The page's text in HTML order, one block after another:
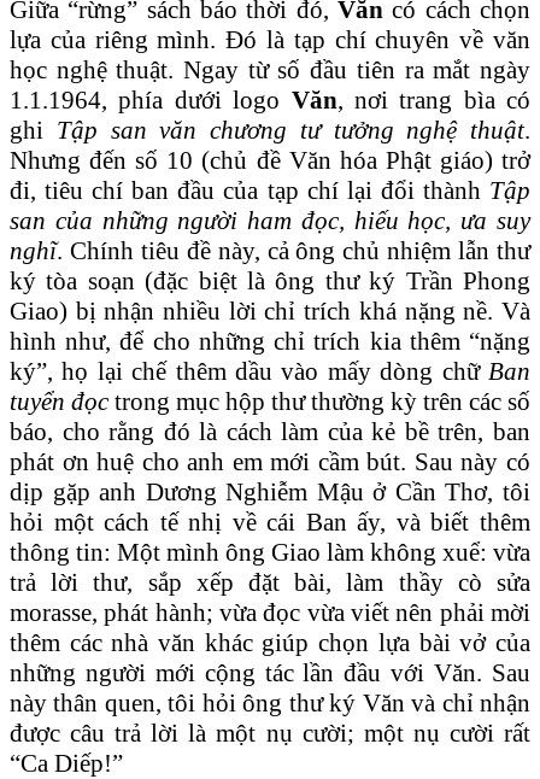
Giữa “rừng” sách báo thời đó, Văn có cách chọn
lựa của riêng mình. Đó là tạp chí chuyên về văn
học nghệ thuật. Ngay từ số đầu tiên ra mắt ngày
1.1.1964, phía dưới logo Văn, nơi trang bìa có
ghi Tập san văn chương tư tưởng nghệ thuật.
Nhưng đến số 10 (chủ đề Văn hóa Phật giáo) trở
đi, tiêu chí ban đầu của tạp chí lại đổi thành Tập
san của những người ham đọc, hiếu học, ưa suy
nghĩ. Chính tiêu đề này, cả ông chủ nhiệm lẫn thư
ký tòa soạn (đặc biệt là ông thư ký Trần Phong
Giao) bị nhận nhiều lời chỉ trích khá nặng nề. Và
hình như, để cho những chỉ trích kia thêm “nặng
ký”, họ lại chế thêm dầu vào mấy dòng chữ Ban
tuyển đọc trong mục hộp thư thường kỳ trên các số
báo, cho rằng đó là cách làm của kẻ bề trên, ban
phát ơn huệ cho anh em mới cầm bút. Sau này có
dịp gặp anh Dương Nghiễm Mậu ở Cần Thơ, tôi
hỏi một cách tế nhị về cái Ban ấy, và biết thêm
thông tin: Một mình ông Giao làm không xuể: vừa
trả lời thư, sắp xếp đặt bài, làm thầy cò sửa
morasse, phát hành; vừa đọc vừa viết nên phải mời
thêm các nhà văn khác giúp chọn lựa bài vở của
những người mới cộng tác lần đầu với Văn. Sau
này thân quen, tôi hỏi ông thư ký Văn và chỉ nhận
được câu trả lời là một nụ cười; một nụ cười rất
“Ca Diếp!”